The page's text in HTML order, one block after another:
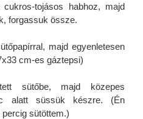
tojásos habhoz, majd
forgassuk össze.
majd egyenletesen
cm-es gáztepsi)
sütőbe, majd közepes
alatt süssük készre. (Én
sütöttem.)